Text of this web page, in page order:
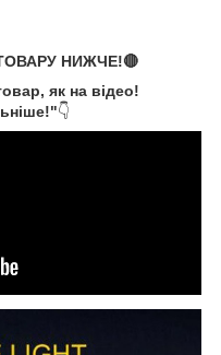
НИЖЧЕ!🔴
як на відео!
👇